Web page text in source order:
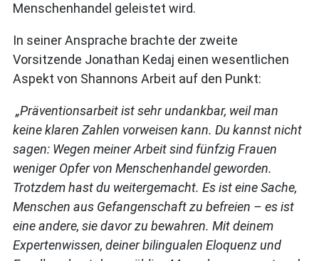
Menschenhandel geleistet wird.
In seiner Ansprache brachte der zweite
Vorsitzende Jonathan Kedaj einen wesentlichen
Aspekt von Shannons Arbeit auf den Punkt:
„Präventionsarbeit ist sehr undankbar, weil man
keine klaren Zahlen vorweisen kann. Du kannst nicht
sagen: Wegen meiner Arbeit sind fünfzig Frauen
weniger Opfer von Menschenhandel geworden.
Trotzdem hast du weitergemacht. Es ist eine Sache,
Menschen aus Gefangenschaft zu befreien – es ist
eine andere, sie davor zu bewahren. Mit deinem
Expertenwissen, deiner bilingualen Eloquenz und